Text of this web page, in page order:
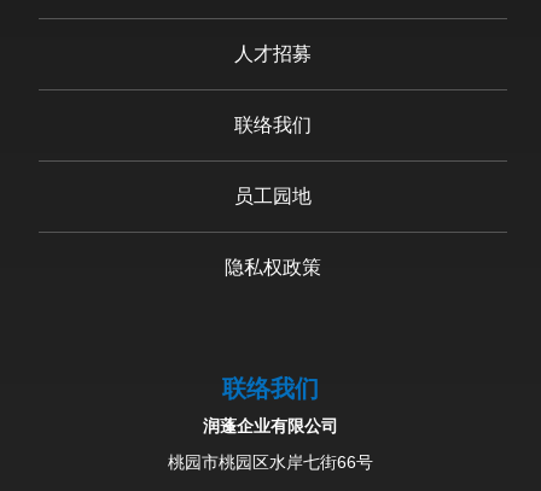
人才招募
联络我们
员工园地
隐私权政策
联络我们
润蓬企业有限公司
桃园市桃园区水岸七街66号